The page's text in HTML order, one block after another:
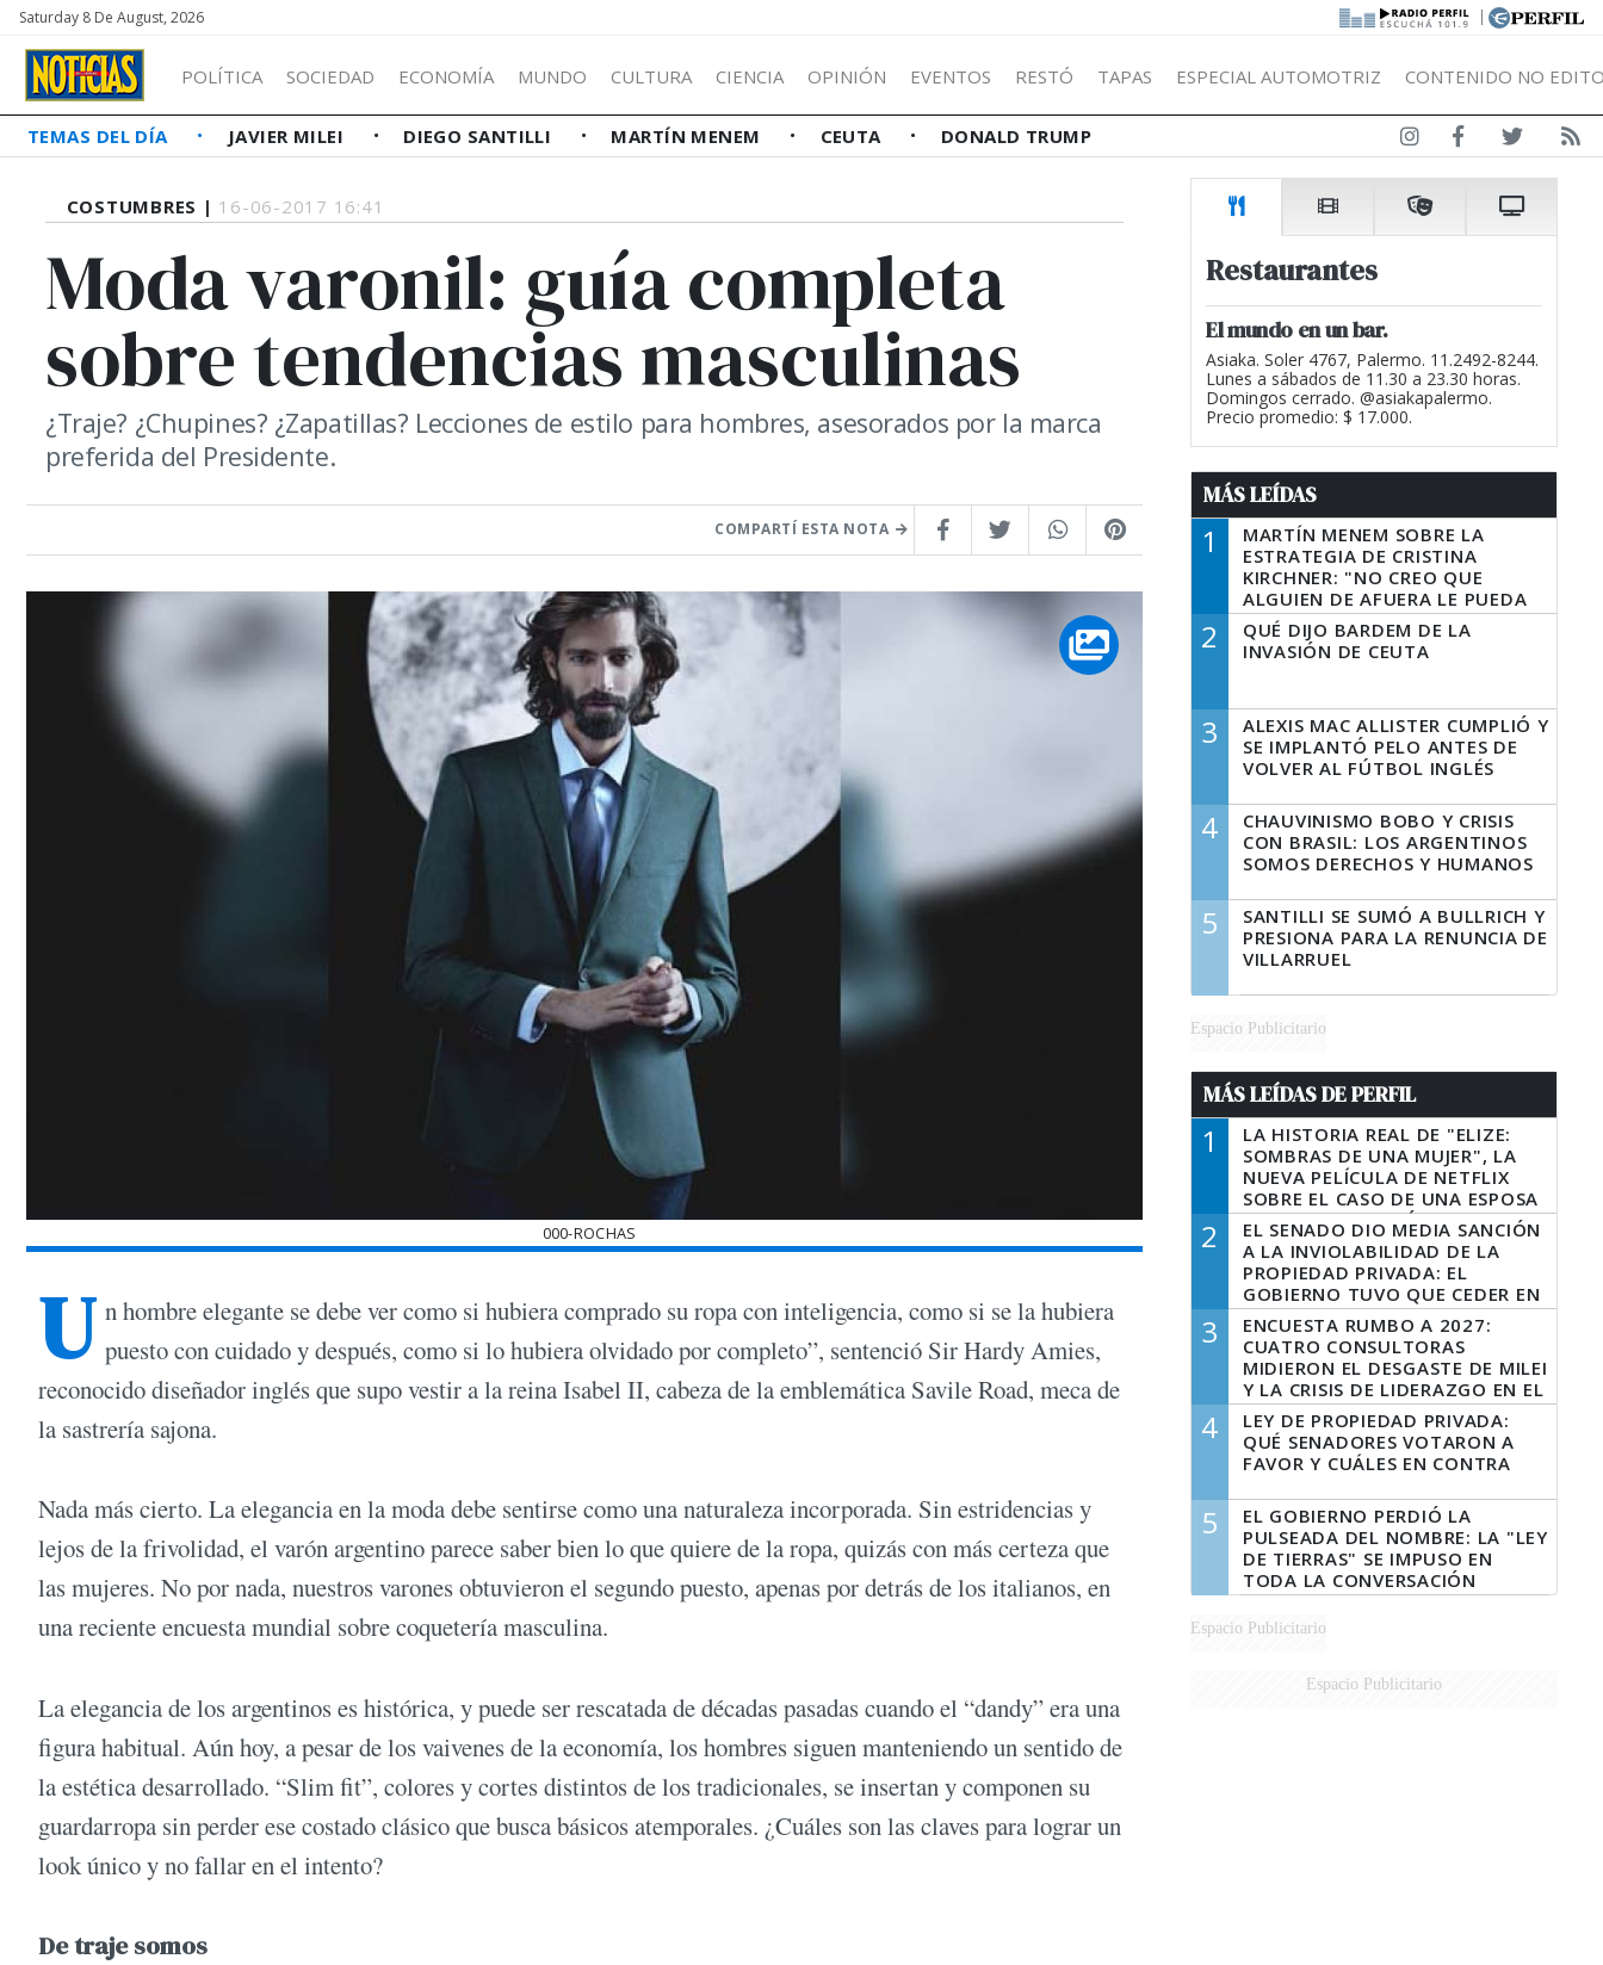
Saturday 8 De August, 2026 |
POLÍTICA SOCIEDAD ECONOMÍA MUNDO CULTURA CIENCIA OPINIÓN EVENTOS RESTÓ TAPAS ESPECIAL AUTOMOTRIZ CONTENIDO NO
TEMAS DEL DÍA JAVIER MILEI DIEGO SANTILLI MARTÍN MENEM CEUTA DONALD TRUMP
COSTUMBRES | 16-06-2017 16:41
Moda varonil: guía completa
sobre tendencias masculinas
¿Traje? ¿Chupines? ¿Zapatillas? Lecciones de estilo para hombres, asesorados por la marca
preferida del Presidente.
COMPARTÍ ESTA NOTA
000-ROCHAS
U n hombre elegante se debe ver como si hubiera comprado su ropa con inteligencia, como si se la hubiera
puesto con cuidado y después, como si lo hubiera olvidado por completo”, sentenció Sir Hardy Amies,
reconocido diseñador inglés que supo vestir a la reina Isabel II, cabeza de la emblemática Savile Road, meca de
la sastrería sajona.
Nada más cierto. La elegancia en la moda debe sentirse como una naturaleza incorporada. Sin estridencias y
lejos de la frivolidad, el varón argentino parece saber bien lo que quiere de la ropa, quizás con más certeza que
las mujeres. No por nada, nuestros varones obtuvieron el segundo puesto, apenas por detrás de los italianos, en
una reciente encuesta mundial sobre coquetería masculina.
La elegancia de los argentinos es histórica, y puede ser rescatada de décadas pasadas cuando el “dandy” era una
figura habitual. Aún hoy, a pesar de los vaivenes de la economía, los hombres siguen manteniendo un sentido de
la estética desarrollado. “Slim fit”, colores y cortes distintos de los tradicionales, se insertan y componen su
guardarropa sin perder ese costado clásico que busca básicos atemporales. ¿Cuáles son las claves para lograr un
look único y no fallar en el intento?
De traje somos
Restaurantes
El mundo en un bar.
Asiaka. Soler 4767, Palermo. 11.2492-8244.
Lunes a sábados de 11.30 a 23.30 horas.
Domingos cerrado. @asiakapalermo.
Precio promedio: $ 17.000.
MÁS LEÍDAS
1
MARTÍN MENEM SOBRE LA
ESTRATEGIA DE CRISTINA
KIRCHNER: "NO CREO QUE
ALGUIEN DE AFUERA LE PUEDA
DECIR A LA JUSTICIA LO QUE
TIENE QUE HACER"
2
QUÉ DIJO BARDEM DE LA
INVASIÓN DE CEUTA
3
ALEXIS MAC ALLISTER CUMPLIÓ Y
SE IMPLANTÓ PELO ANTES DE
VOLVER AL FÚTBOL INGLÉS
4
CHAUVINISMO BOBO Y CRISIS
CON BRASIL: LOS ARGENTINOS
SOMOS DERECHOS Y HUMANOS
5
SANTILLI SE SUMÓ A BULLRICH Y
PRESIONA PARA LA RENUNCIA DE
VILLARRUEL
Espacio Publicitario
MÁS LEÍDAS DE PERFIL
1
LA HISTORIA REAL DE "ELIZE:
SOMBRAS DE UNA MUJER", LA
NUEVA PELÍCULA DE NETFLIX
SOBRE EL CASO DE UNA ESPOSA
QUE DESCUARTIZÓ A SU
MARIDO
2
EL SENADO DIO MEDIA SANCIÓN
A LA INVIOLABILIDAD DE LA
PROPIEDAD PRIVADA: EL
GOBIERNO TUVO QUE CEDER EN
LA LEY DEL MANEJO DEL FUEGO
3
ENCUESTA RUMBO A 2027:
CUATRO CONSULTORAS
MIDIERON EL DESGASTE DE MILEI
Y LA CRISIS DE LIDERAZGO EN EL
PERONISMO
4
LEY DE PROPIEDAD PRIVADA:
QUÉ SENADORES VOTARON A
FAVOR Y CUÁLES EN CONTRA
5
EL GOBIERNO PERDIÓ LA
PULSEADA DEL NOMBRE: LA "LEY
DE TIERRAS" SE IMPUSO EN
TODA LA CONVERSACIÓN
DIGITAL
Espacio Publicitario
Espacio Publicitario